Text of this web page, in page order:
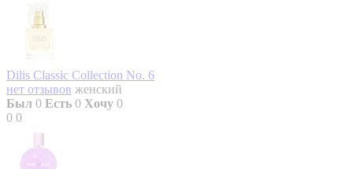
Dilis Classic Collection No. 6
нет отзывов женский
Был 0 Есть 0 Хочу 0
0 0